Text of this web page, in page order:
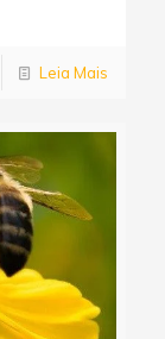
Leia Mais